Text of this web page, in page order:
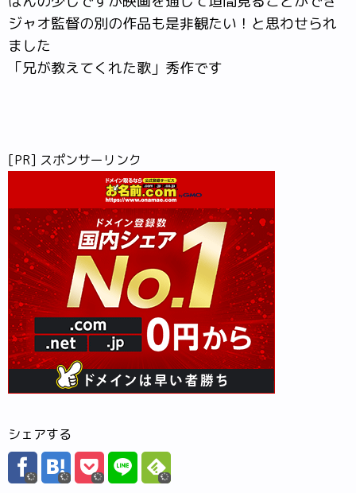
ジャオ監督の別の作品も是非観たい！と思わせられ
ました
「兄が教えてくれた歌」秀作です
[PR] スポンサーリンク
シェアする